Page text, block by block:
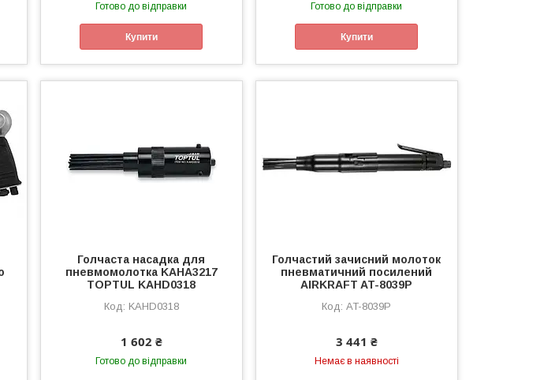
Готово до відправки
Купити
Готово до відправки
Купити
Голчаста насадка для
пневмомолотка KAHA3217
TOPTUL KAHD0318
KAHD0318
1 602 ₴
Готово до відправки
Голчастий зачисний молоток
пневматичний посилений
AIRKRAFT AT-8039P
AT-8039P
3 441 ₴
Немає в наявності